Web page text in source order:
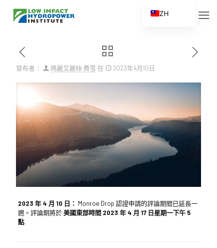
發布者： 瑪麗艾麗絲·費雪 在 2023年4月10日
2023 年 4 月 10 日： Monroe Drop 認證申請的評論期間已延長一
週。評論期將於美國東部時間 2023 年 4 月 17 日星期一下午 5
點.
ZH